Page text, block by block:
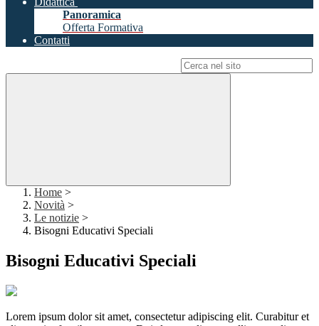
Panoramica
Offerta Formativa
Contatti
Home >
Novità >
Le notizie >
Bisogni Educativi Speciali
Bisogni Educativi Speciali
Lorem ipsum dolor sit amet, consectetur adipiscing elit. Curabitur et